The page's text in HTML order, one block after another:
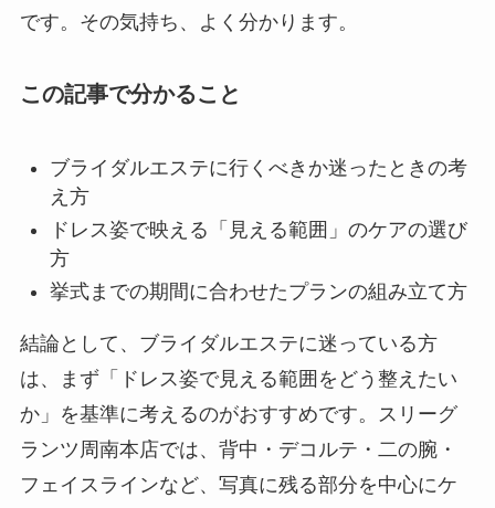
です。その気持ち、よく分かります。
この記事で分かること
ブライダルエステに行くべきか迷ったときの考
え方
ドレス姿で映える「見える範囲」のケアの選び
方
挙式までの期間に合わせたプランの組み立て方
結論として、ブライダルエステに迷っている方
は、まず「ドレス姿で見える範囲をどう整えたい
か」を基準に考えるのがおすすめです。スリーグ
ランツ周南本店では、背中・デコルテ・二の腕・
フェイスラインなど、写真に残る部分を中心にケ